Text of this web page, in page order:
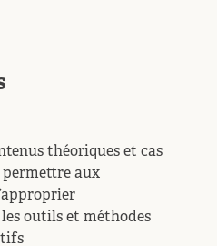
théoriques et cas
aux
outils et méthodes